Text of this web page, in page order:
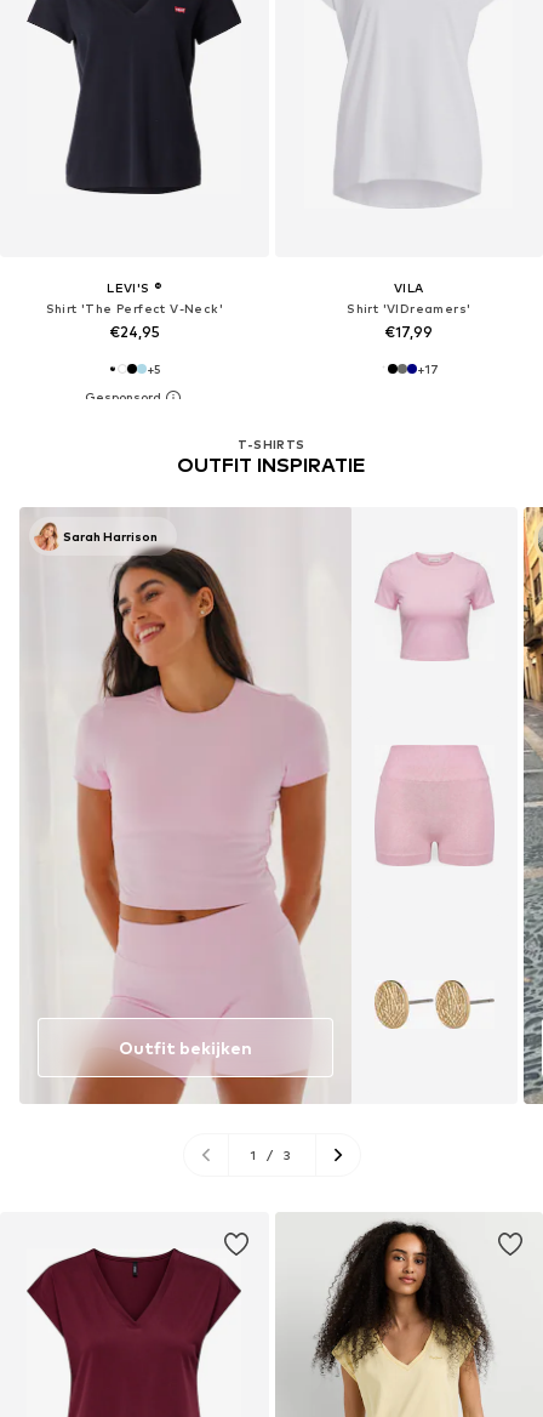
LEVI'S ®
Shirt 'The Perfect V-Neck'
€24,95
+5
T-SHIRTS
OUTFIT INSPIRATIE
Sarah Harrison
Outfit bekijken
1 / 3
VILA
Shirt 'VIDreamers'
€17,99
+17